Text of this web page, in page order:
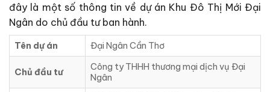
đây là một số thông tin về dự án Khu Đô Thị Mới Đại
Ngân do chủ đầu tư ban hành.
Tên dự án Đại Ngân Cần Thơ
Chủ đầu tư
Công ty THHH thương mại dịch vụ Đại
Ngân